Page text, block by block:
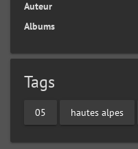
Auteur
Albums
Tags
05 hautes alpes